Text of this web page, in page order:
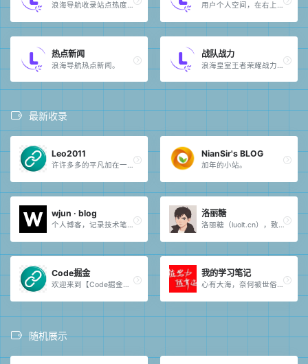
浪海导航收录站点热度排行。 用户个人空间，在右上角进行登录。
热点新闻
浪海导航热点新闻。
战队战力
浪海皇室王者荣耀战力排名。
最新收录
Leo2011
许许多多的平凡加在一起，就成了不平凡。
NianSir's BLOG
加年的小站。
wjun · blog
个人博客，记录技术笔记、生活思考和阶段性想法。
洛丽糖
洛丽糖（luolt.cn），致力于互联网资源的共享，分享各类技术教程，typecho主题模板，zblog主题模板，网站源码等各种资源。
Code掘金
欢迎来到【Code掘金】，我是小学专职校医，分享我的工作点滴、论文写作技巧及各种副业尝试。
我的学习笔记
心有大海，奈何被世俗束缚。
随机展示